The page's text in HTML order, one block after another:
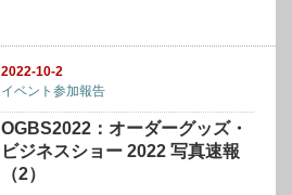
2022-10-2
イベント参加報告
OGBS2022：オーダーグッズ・
ビジネスショー 2022 写真速報
（2）